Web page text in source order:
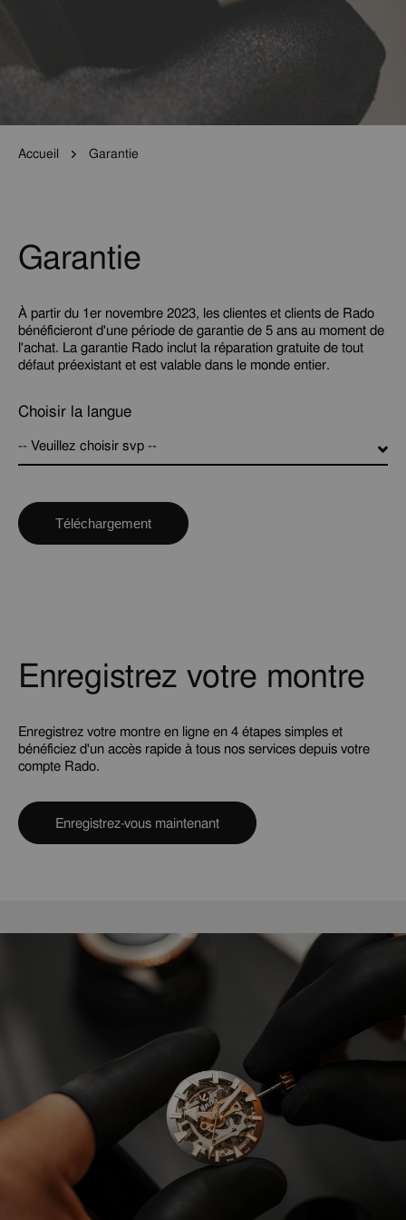
Accueil Garantie
Garantie
À partir du 1er novembre 2023, les clientes et clients de Rado
bénéficieront d'une période de garantie de 5 ans au moment de
l'achat. La garantie Rado inclut la réparation gratuite de tout
défaut préexistant et est valable dans le monde entier.
-- Veuillez choisir svp --
Choisir la langue
Enregistrez votre montre
Enregistrez votre montre en ligne en 4 étapes simples et
bénéficiez d'un accès rapide à tous nos services depuis votre
compte Rado.
Enregistrez-vous maintenant